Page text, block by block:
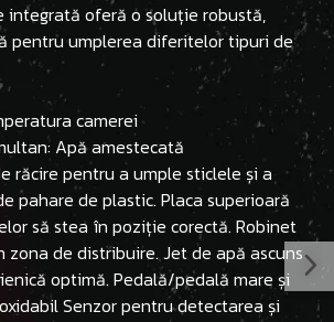
integrată oferă o soluție robustă,
pentru umplerea diferitelor tipuri de
camerei
Apă amestecată
răcire pentru a umple sticlele și a
pahare de plastic. Placa superioară
să stea în poziție corectă. Robinet
de distribuire. Jet de apă ascuns
optimă. Pedală/pedală mare și
Senzor pentru detectarea și